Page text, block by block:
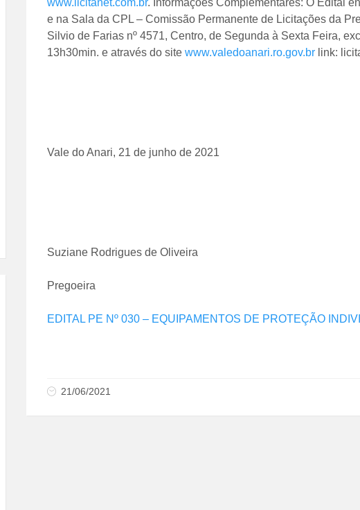
www.licitanet.com.br. Informações Complementares: O Edital
e na Sala da CPL – Comissão Permanente de Licitações da
Silvio de Farias nº 4571, Centro, de Segunda à Sexta Feira,
13h30min. e através do site www.valedoanari.ro.gov.brlink:
Vale do Anari, 21 de junho de 2021
Suziane Rodrigues de Oliveira
Pregoeira
EDITAL PE Nº 030 – EQUIPAMENTOS DE PROTEÇÃO
21/06/2021